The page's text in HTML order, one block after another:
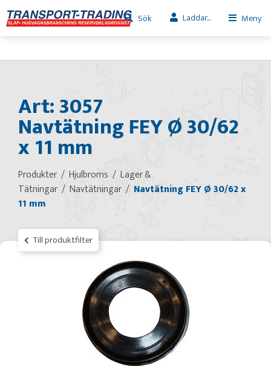
Sök Laddar... Meny
Art: 3057
Navtätning FEY Ø 30/62
x 11 mm
Produkter Hjulbroms
Lager &
Tätningar
Navtätningar
Navtätning FEY Ø 30/62 x
11 mm
Till produktfilter